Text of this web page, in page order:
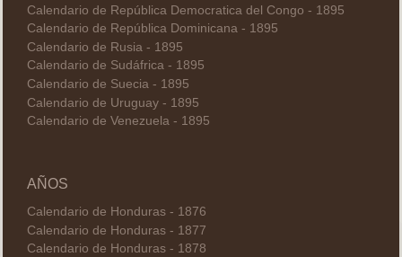
Calendario de República Democratica del Congo - 1895
Calendario de República Dominicana - 1895
Calendario de Rusia - 1895
Calendario de Sudáfrica - 1895
Calendario de Suecia - 1895
Calendario de Uruguay - 1895
Calendario de Venezuela - 1895
AÑOS
Calendario de Honduras - 1876
Calendario de Honduras - 1877
Calendario de Honduras - 1878